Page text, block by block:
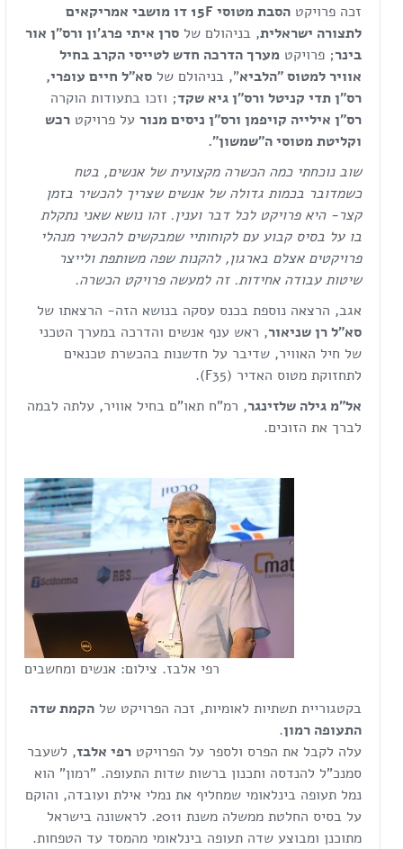
זכה פרויקט הסבת מטוסי 15 F
דו מושבי אמריקאים
לתצורה ישראלית, בניהולם של סרן איתי פרג'ון ורס"ן אור
בינר; פרויקט מערך הדרכה חדש לטייסי הקרב בחיל
אוויר למטוס "הלביא", בניהולם של סא"ל חיים עופרי,
רס"ן תדי קניטל ורס"ן גיא שקד; וזכו בתעודות הוקרה
רס"ן אילייה קויפמן ורס"ן ניסים מנור על פרויקט רכש
וקליטת מטוסי ה"שמשון".
שוב נוכחתי כמה הכשרה מקצועית של אנשים, בטח
כשמדובר בכמות גדולה של אנשים שצריך להכשיר בזמן
קצר- היא פרויקט לכל דבר וענין. זהו נושא שאני נתקלת
בו על בסיס קבוע עם לקוחותיי שמבקשים להכשיר מנהלי
פרויקטים אצלם בארגון, להקנות שפה משותפת ולייצר
שיטות עבודה אחידות. זה למעשה פרויקט הכשרה.
אגב, הרצאה נוספת בכנס עסקה בנושא הזה- הרצאתו של
סא"ל רן שניאור, ראש ענף אנשים והדרכה במערך הטכני
של חיל האוויר, שדיבר על חדשנות בהכשרת טכנאים
לתחזוקת מטוס האדיר (F35).
אל"מ גילה שלזינגר, רמ"ח תאו"ם בחיל אוויר, עלתה לבמה
לברך את הזוכים.
רפי אלבז. צילום: אנשים ומחשבים
בקטגוריית תשתיות לאומיות, זכה הפרויקט של הקמת שדה
התעופה רמון.
עלה לקבל את הפרס ולספר על הפרויקט רפי אלבז, לשעבר
סמנכ"ל להנדסה ותכנון ברשות שדות התעופה. "רמון" הוא
נמל תעופה בינלאומי שמחליף את נמלי אילת ועובדה, והוקם
על בסיס החלטת ממשלה משנת 2011. לראשונה בישראל
מתוכנן ומבוצע שדה תעופה בינלאומי מהמסד עד הטפחות.